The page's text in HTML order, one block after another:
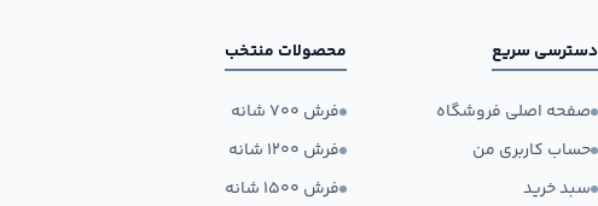
دسترسی سریع
صفحه اصلی فروشگاه
حساب کاربری من
سبد خرید
محصولات منتخب
فرش ۷۰۰ شانه
فرش ۱۲۰۰ شانه
فرش ۱۵۰۰ شانه